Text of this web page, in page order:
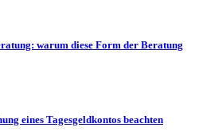
warum diese Form der Beratung
eines Tagesgeldkontos beachten